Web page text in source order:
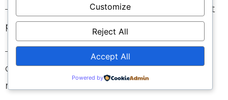
– Sous-titres auto + révision. Contraste fort
pour les textes à l’écran.
– Référencez un « hub » (page ou playlist)
dans le profil pour regrouper le trafic et
renforcer l’autorité.
Customize
Reject All
Accept All
Powered by